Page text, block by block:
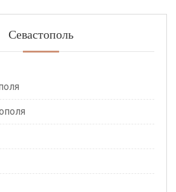
Севастополь